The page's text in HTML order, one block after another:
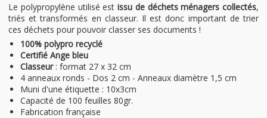
Le polypropylène utilisé est issu de déchets ménagers collectés,
triés et transformés en classeur. Il est donc important de trier
ces déchets pour pouvoir classer ses documents !
100% polypro recyclé
Certifié Ange bleu
Classeur : format 27 x 32 cm
4 anneaux ronds - Dos 2 cm - Anneaux diamètre 1,5 cm
Muni d'une étiquette : 10x3cm
Capacité de 100 feuilles 80gr.
Fabrication française